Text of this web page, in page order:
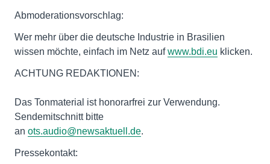
Abmoderationsvorschlag:
Wer mehr über die deutsche Industrie in Brasilien
wissen möchte, einfach im Netz aufwww.bdi.eu klicken.
ACHTUNG REDAKTIONEN:
Das Tonmaterial ist honorarfrei zur Verwendung.
Sendemitschnitt bitte
an ots.audio@newsaktuell.de.
Pressekontakt: